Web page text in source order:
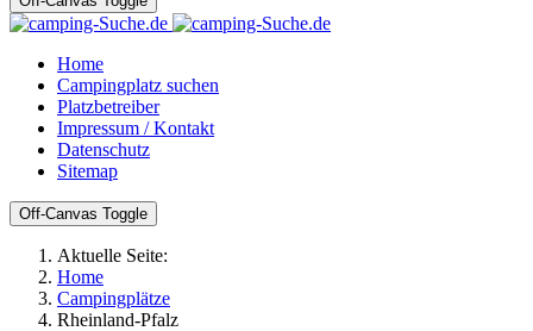
Home
Campingplatz suchen
Platzbetreiber
Impressum / Kontakt
Datenschutz
Sitemap
Off-Canvas Toggle
Aktuelle Seite:
Home
Campingplätze
Rheinland-Pfalz